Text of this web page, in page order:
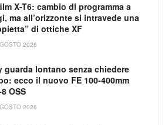
X-T6: cambio di programma a
ma all’orizzonte si intravede una
di ottiche XF
2026
guarda lontano senza chiedere
ecco il nuovo FE 100-400mm
OSS
2026